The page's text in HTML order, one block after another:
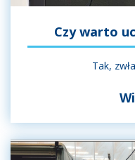
Czy warto
Tak,